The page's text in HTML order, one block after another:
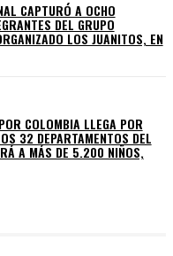
CAPTURÓ A OCHO
DEL GRUPO
LOS JUANITOS, EN
COLOMBIA LLEGA POR
32 DEPARTAMENTOS DEL
A MÁS DE 5.200 NIÑOS,